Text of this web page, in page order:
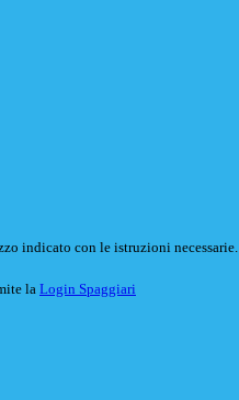
indicato con le istruzioni necessarie.
la Login Spaggiari